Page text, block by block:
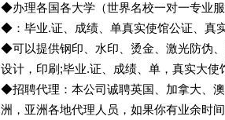
◆办理各国各大学（世界名校一对一专业
◆：毕业.证、成绩、单真实使馆公证、真
◆可以提供钢印、水印、烫金、激光防伪
设计，印刷;毕业.证、成绩、单，真实大使
◆招聘代理：本公司诚聘英国、加拿大、
洲，亚洲各地代理人员，如果你有业余时